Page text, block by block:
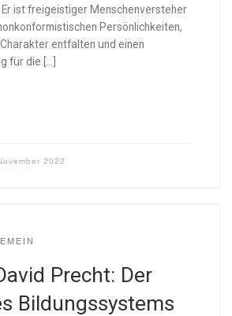
Er ist freigeistiger Menschenversteher
Persönlichkeiten,
entfalten und einen
für die […]
2022
Precht: Der
Bildungssystems